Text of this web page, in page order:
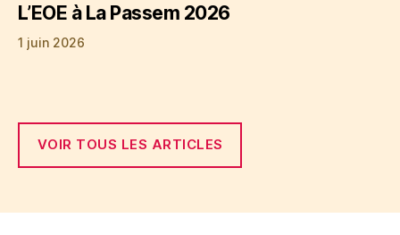
L’EOE à La Passem 2026
1 juin 2026
VOIR TOUS LES ARTICLES